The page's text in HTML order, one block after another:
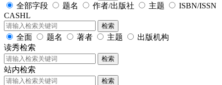
全部字段 题名 作者/出版社 主题
ISBN/ISSN
CASHL
检索
全面 题名 著者 主题
出版机构
读秀检索
检索
站内检索
检索